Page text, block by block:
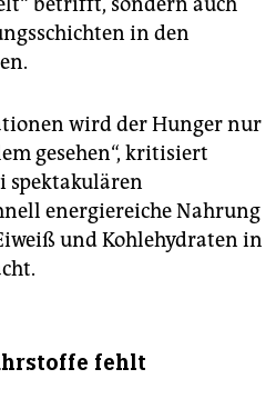
in den
wird der Hunger nur
gesehen“, kritisiert
spektakulären
energiereiche Nahrung
und Kohlehydraten in
fehlt